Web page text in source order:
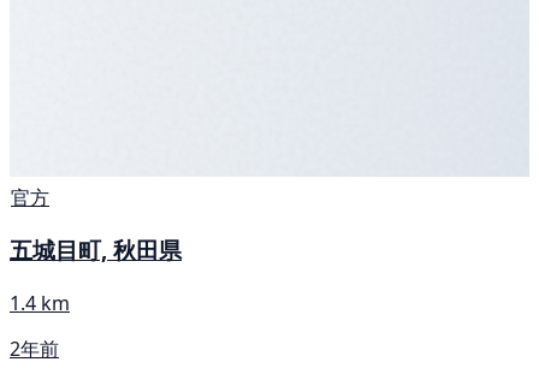
官方
五城目町, 秋田県
1.4 km
2年前